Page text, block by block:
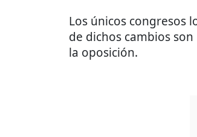
Los únicos congresos
de dichos cambios
la oposición.